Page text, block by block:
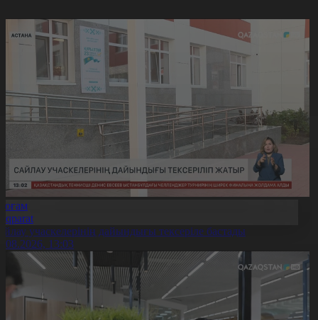
учаскелерінің дайындығы тексеріле бастады
13:03